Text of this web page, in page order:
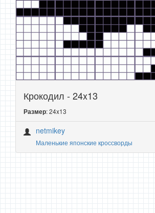
Крокодил - 24x13
Размер: 24x13
netmikey
Маленькие японские кроссворды